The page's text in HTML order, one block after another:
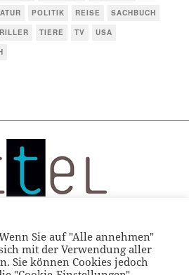
POLITIK REISE
SACHBUCH
TIERE TV
USA
Sie auf "Alle annehmen"
mit der Verwendung aller
Sie können Cookies jedoch